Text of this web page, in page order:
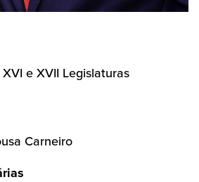
e XVII Legislaturas
Carneiro